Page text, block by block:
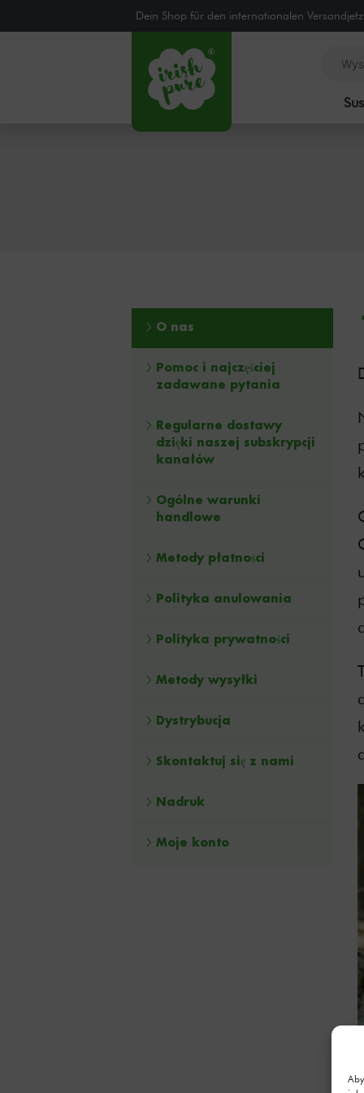
Dein Shop für den internationalen Versand
O nas
Pomoc i najczęściej
zadawane pytania
Regularne dostawy
dzięki naszej subskrypcji
kanałów
Ogólne warunki
handlowe
Metody płatności
Polityka anulowania
Polityka prywatności
Metody wysyłki
Dystrybucja
Skontaktuj się z nami
Nadruk
Moje konto